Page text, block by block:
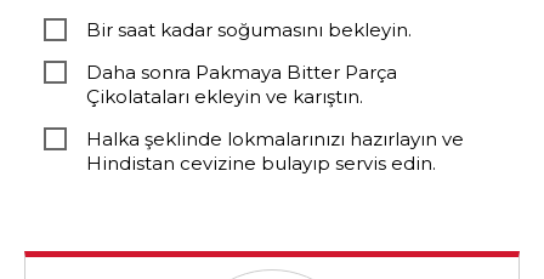
Bir saat kadar soğumasını bekleyin.
Daha sonra Pakmaya Bitter Parça
Çikolataları ekleyin ve karıştın.
Halka şeklinde lokmalarınızı hazırlayın ve
Hindistan cevizine bulayıp servis edin.